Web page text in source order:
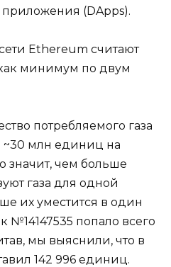
(DApps).
Ethereum считают
минимум по двум
потребляемого газа
~30 млн единиц на
значит, чем больше
газа для одной
их уместится в один
№14147535 попало всего
мы выяснили, что в
142 996 единиц.